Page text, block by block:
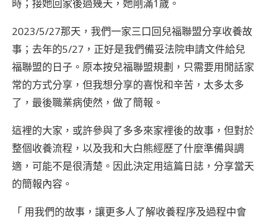
時；接她回家後過幾天，她剛滿1歲。
2023/5/27那天，我們一家三口回兒福聯盟分享收養故
事；去年的5/27，正好是我們備妥法院申請文件給兒
福聯盟的日子。原本按兒福聯盟規劃，只需要用閒話家
常的方式分享，但我想分享的喜悅和辛苦，太多太多
了，最後職業病使然，做了簡報。
這裡的大家，或許參與了多多來家裡後的故事，但對於
整個收養流程，以及我和大白熊經歷了什麼準備與調
適，可能不是很清楚。因此決定用這篇日誌，分享當天
的簡報內容。
「 用我們的故事，讓更多人了解收養程序及過程中會